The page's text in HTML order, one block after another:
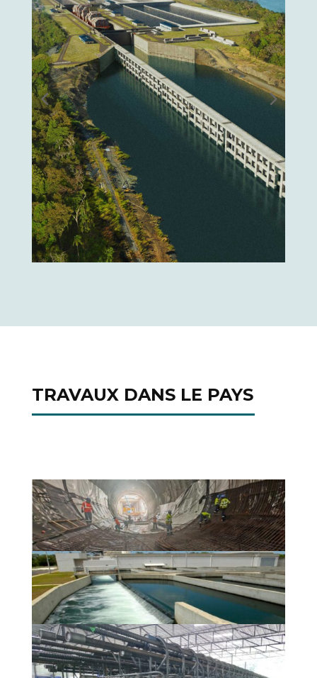
TRAVAUX DANS LE PAYS